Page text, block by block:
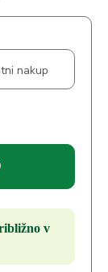
nakup
v